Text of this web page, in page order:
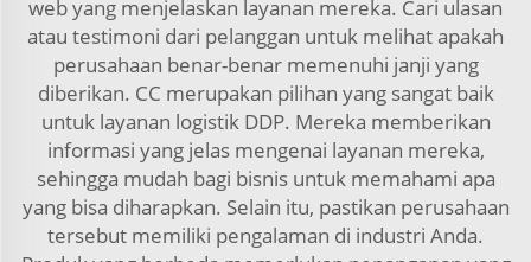
web yang menjelaskan layanan mereka. Cari ulasan
atau testimoni dari pelanggan untuk melihat apakah
perusahaan benar-benar memenuhi janji yang
diberikan. CC merupakan pilihan yang sangat baik
untuk layanan logistik DDP. Mereka memberikan
informasi yang jelas mengenai layanan mereka,
sehingga mudah bagi bisnis untuk memahami apa
yang bisa diharapkan. Selain itu, pastikan perusahaan
tersebut memiliki pengalaman di industri Anda.